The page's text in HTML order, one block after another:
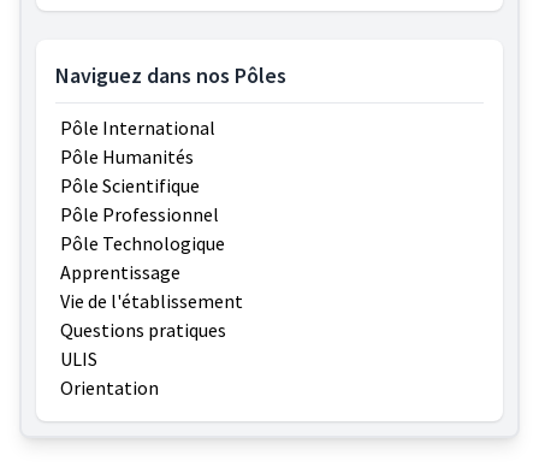
Naviguez dans nos Pôles
Pôle International
Pôle Humanités
Pôle Scientifique
Pôle Professionnel
Pôle Technologique
Apprentissage
Vie de l'établissement
Questions pratiques
ULIS
Orientation